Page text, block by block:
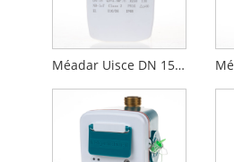
Méadar Uisce DN 15Ultrasonic le Modbus RS485